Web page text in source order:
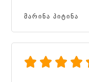
ᲛᲐᲠᲘᲜᲐ ᲞᲘᲢᲘᲜᲐ